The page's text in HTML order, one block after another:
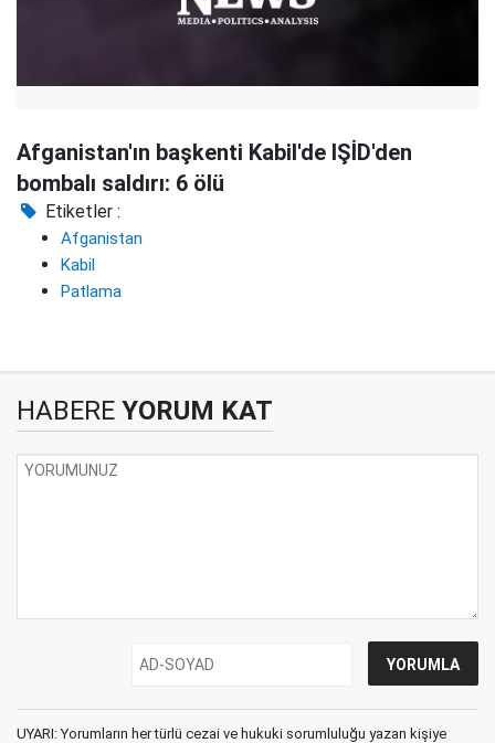
Afganistan'ın başkenti Kabil'de IŞİD'den
bombalı saldırı: 6 ölü
Etiketler :
Afganistan
Kabil
Patlama
HABERE YORUM KAT
UYARI: Yorumların her türlü cezai ve hukuki sorumluluğu yazan kişiye